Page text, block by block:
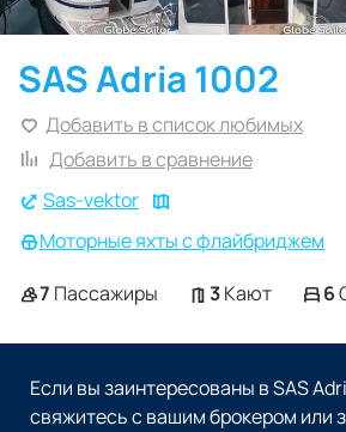
Sas-vektor
Моторные яхты с флайбриджем
SAS Adria 1002
Добавить в список любимых
Добавить в сравнение
7 Пассажиры 3Кают 6
Если вы заинтересованы в SAS
свяжитесь с вашим брокером или